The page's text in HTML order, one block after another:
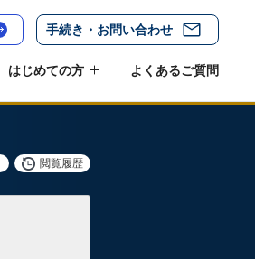
手続き・お問い合わせ
はじめての方 よくあるご質問
閲覧履歴